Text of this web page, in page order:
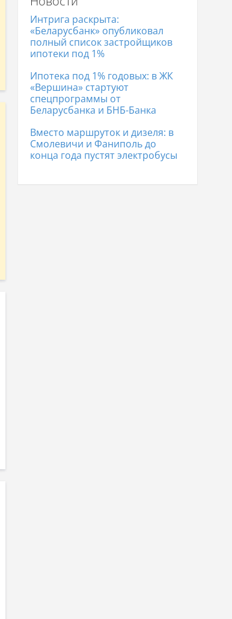
Дома в Полоцке
Дома в Гродно
Дома в Лиде
Интрига раскрыта:
«Беларусбанк» опубликовал
полный список застройщиков
ипотеки под 1%
Ипотека под 1% годовых: в ЖК
«Вершина» стартуют
спецпрограммы от
Беларусбанка и БНБ-Банка
Вместо маршруток и дизеля: в
Смолевичи и Фаниполь до
конца года пустят электробусы